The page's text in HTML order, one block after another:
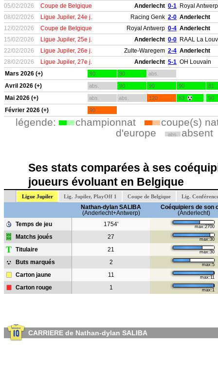
05/02/2026
Coupe de Belgique Anderlecht 0-1 Royal Antwerp
08/02/2026
Ligue Jupiler, 24e j. Racing Genk 2-0 Anderlecht
12/02/2026
Coupe de Belgique Royal Antwerp 0-4 Anderlecht
15/02/2026
Ligue Jupiler, 25e j. Anderlecht 0-0 RAAL La
22/02/2026
Ligue Jupiler, 26e j. Zulte-Waregem 2-4 Anderlecht
28/02/2026
Ligue Jupiler, 27e j. Anderlecht 5-1 OH Louvain
Mars 2026 (+)
90 90 abs.
Avril 2026 (+) abs. 90 90 90 81
Mai 2026 (+) abs. abs. 120 83 90
Février 2026 (+) 90
légende: championnat
coupe(s)
d'europe
abs. absent
Ses stats comparées à ses
joueurs évoluant en Belgique
Ligue Jupiler Lig. Jupiler, PlayOff 1 Coupe de Belgique Lig.
Nathan-dylan SALIBA
(Anderlecht+Antwerp)
Coéquipiers de son
(Anderlecht)
Temps de jeu
1754' max:2700
Matchs joués 27 max:30
T Titulaire 21 max:30
Buts marqués 2 max:5
Carton jaune 11 max:11
Carton rouge 1 max:1
CARRIERE de Nathan-dylan SALIBA